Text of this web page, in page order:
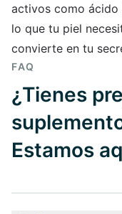
activos como
lo que tu piel
convierte en tu
FAQ
¿Tienes
Estamos